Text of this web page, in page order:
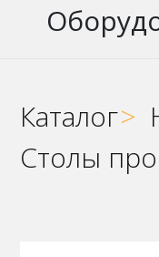
Каталог>
Столы